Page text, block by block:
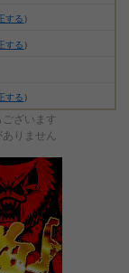
する ）
する ）
する ）
ざいます
りません